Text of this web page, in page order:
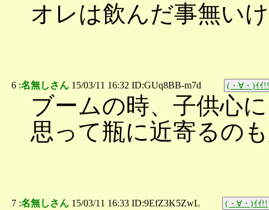
オレは飲んだ事無い
6 :名無しさん 15/03/11 16:32 ID:GUq8BB-m7d (・∀・)ｲｲ!!
ブームの時、子供心
思って瓶に近寄るの
7 :名無しさん 15/03/11 16:33 ID:9EfZ3K5ZwL (・∀・)ｲｲ!!